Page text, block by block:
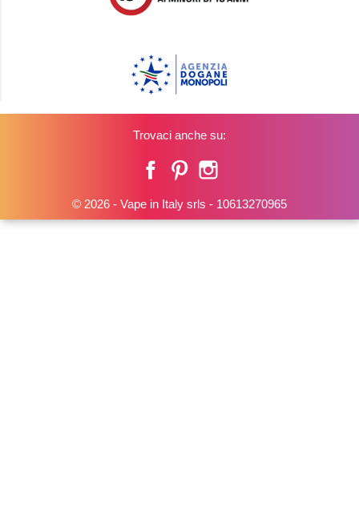
Trovaci anche su:
FacebookPinterest
© 2026 - Vape in Italy srls - 10613270965